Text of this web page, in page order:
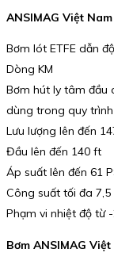
ANSIMAG Việt Nam
Bơm lót ETFE dẫn
Dòng KM
Bơm hút ly tâm đầu
dùng trong quy
Lưu lượng lên đến
Đầu lên đến 140 ft
Áp suất lên đến 61
Công suất tối đa 7,5
Phạm vi nhiệt độ từ -
Bơm ANSIMAG